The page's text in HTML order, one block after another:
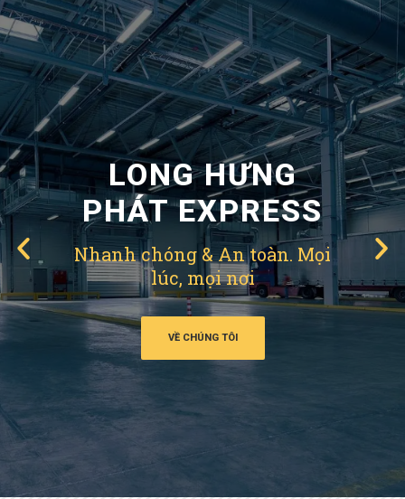
HỖ TRỢ KHAI
BÁO HẢI QUAN
Bạn chỉ việc gửi hàng - Mọi
thủ tục đã có chúng tôi